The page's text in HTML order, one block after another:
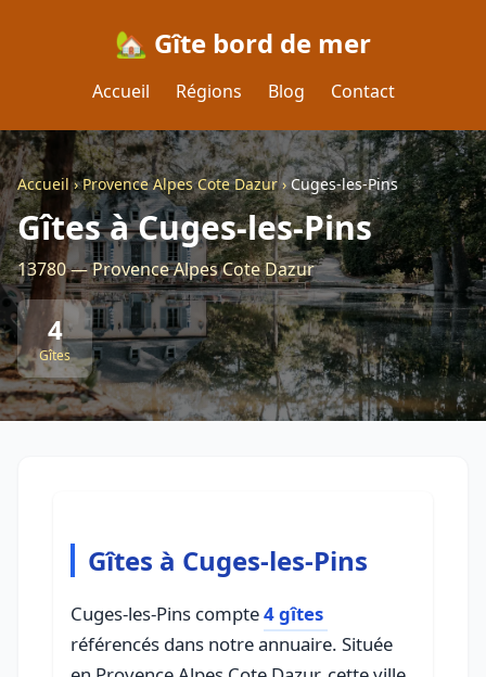
🏡 Gîte bord de mer
Accueil Régions Blog Contact
Accueil›Provence Alpes Cote Dazur›Cuges-les-Pins
Gîtes à Cuges-les-Pins
13780 — Provence Alpes Cote Dazur
4
Gîtes
Gîtes à Cuges-les-Pins
Cuges-les-Pins compte4 gîtes
référencés dans notre annuaire. Située